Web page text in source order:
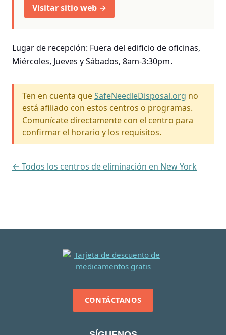
Visitar sitio web →
Lugar de recepción: Fuera del edificio de oficinas,
Miércoles, Jueves y Sábados, 8am-3:30pm.
Ten en cuenta queSafeNeedleDisposal.org no
está afiliado con estos centros o programas.
Comunícate directamente con el centro para
confirmar el horario y los requisitos.
← Todos los centros de eliminación en New York
CONTÁCTANOS